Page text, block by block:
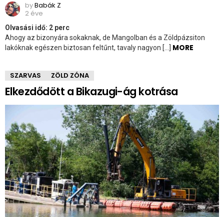
byBabák Z
2 éve
Olvasási idő: 2 perc
Ahogy az bizonyára sokaknak, de Mangolban és a Zöldpázsiton
lakóknak egészen biztosan feltűnt, tavaly nagyon […] MORE
SZARVAS ZÖLD ZÓNA
Elkezdődött a Bikazugi-ág kotrása